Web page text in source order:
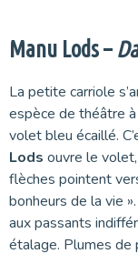
Manu Lods –
La petite carriole
espèce de théâtre
volet bleu écaillé.
Lods ouvre le
flèches pointent
bonheurs de la vie ».
aux passants
étalage. Plumes de